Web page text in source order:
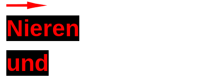
Nieren
und